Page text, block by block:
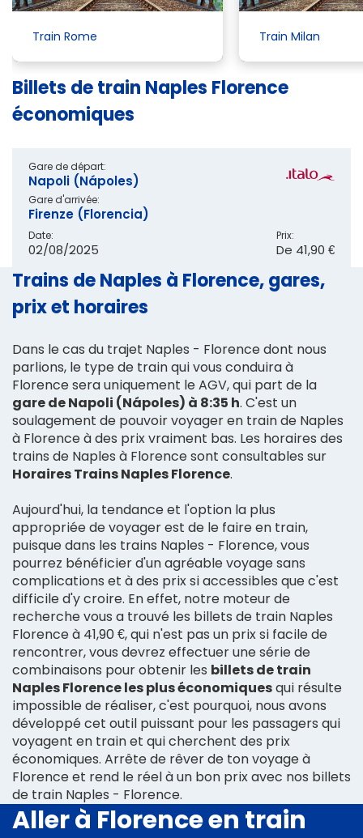
Train Rome Train Milan
Billets de train Naples Florence
économiques
Gare de départ:
Napoli (Nápoles)
Gare d'arrivée:
Firenze (Florencia)
Date:
02/08/2025
Prix:
De 41,90 €
Trains de Naples à Florence, gares,
prix et horaires
Dans le cas du trajet Naples - Florence dont nous
parlions, le type de train qui vous conduira à
Florence sera uniquement le AGV, qui part de la
gare de Napoli (Nápoles) à 8:35 h. C'est un
soulagement de pouvoir voyager en train de Naples
à Florence à des prix vraiment bas. Les horaires des
trains de Naples à Florence sont consultables sur
Horaires Trains Naples Florence.
Aujourd'hui, la tendance et l'option la plus
appropriée de voyager est de le faire en train,
puisque dans les trains Naples - Florence, vous
pourrez bénéficier d'un agréable voyage sans
complications et à des prix si accessibles que c'est
difficile d'y croire. En effet, notre moteur de
recherche vous a trouvé les billets de train Naples
Florence à 41,90 €, qui n'est pas un prix si facile de
rencontrer, vous devrez effectuer une série de
combinaisons pour obtenir les billets de train
Naples Florence les plus économiquesqui résulte
impossible de réaliser, c'est pourquoi, nous avons
développé cet outil puissant pour les passagers qui
voyagent en train et qui cherchent des prix
économiques. Arrête de rêver de ton voyage à
Florence et rend le réel à un bon prix avec nos billets
de train Naples - Florence.
Aller à Florence en train